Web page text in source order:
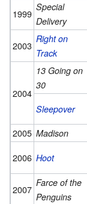
1999
Special
Delivery
2003
Right on
Track
2004
13 Going on
30
Sleepover
2005 Madison
2006 Hoot
2007
Farce of the
Penguins